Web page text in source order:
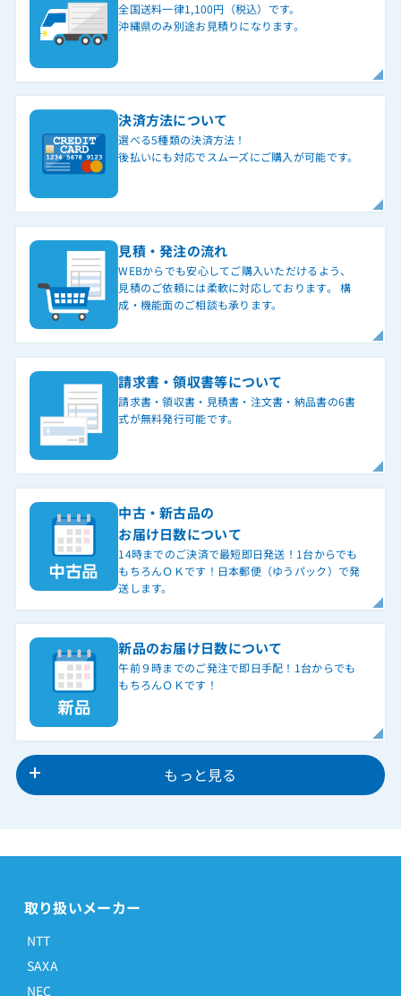
全国送料一律1,100円（税込）です。
沖縄県のみ別途お見積りになります。
決済方法について
選べる5種類の決済方法！
後払いにも対応でスムーズにご購入が可能です。
見積・発注の流れ
WEBからでも安心してご購入いただけるよう、
見積のご依頼には柔軟に対応しております。 構
成・機能面のご相談も承ります。
請求書・領収書等について
請求書・領収書・見積書・注文書・納品書の6書
式が無料発行可能です。
中古・新古品の
お届け日数について
14時までのご決済で最短即日発送！1台からでも
もちろんＯＫです！日本郵便（ゆうパック）で発
送します。
新品のお届け日数について
午前９時までのご発注で即日手配！1台からでも
もちろんＯＫです！
もっと見る
取り扱いメーカー
NTT
SAXA
NEC